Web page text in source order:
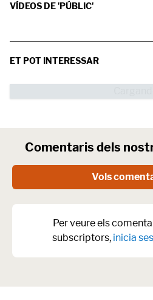
VÍDEOS DE 'PÚBLIC'
ET POT INTERESSAR
Comentaris dels
Vols
Per veure els
subscriptors, inicia